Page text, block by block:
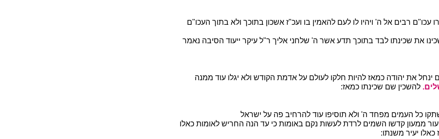
עכו"ם רבים אל ה' ויהיו לו לעם להאמין בו ועכ"ז אשכון בתוכך ולא בתוך העכו"ם
את שכינתו לבד בתוכך תדע אשר ה' שלחני אליך ר"ל עיקר ייעוד הסיבה נאמר
ינחל את יהודה כמאז להיות חלקו לעולם על אדמת הקודש ולא יגלו עוד ממנה
להשכין שם שכינתו כמאז:
כל העמים מפחד ה' ולא תוסיפו עוד להרחיב פה על ישראל
ממעון קדשו השמים לרדת לעשות נקם באומות כי עד הנה החריש לאומות כאלו
כאלו יעיר משנתו: